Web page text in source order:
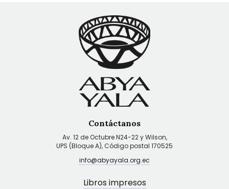
Contáctanos
Av. 12 de Octubre N24-22 y Wilson,
UPS (Bloque A), Código postal 170525
info@abyayala.org.ec
Libros impresos